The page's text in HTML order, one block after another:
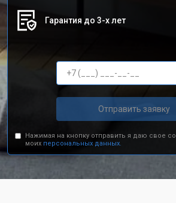
Гарантия до 3-х лет
Отправить заявку
Нажимая на кнопку отправить я даю свое
моих персональных данных.